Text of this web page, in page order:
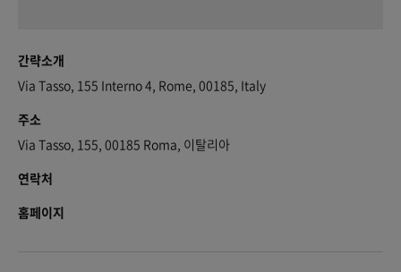
간략소개
Via Tasso, 155 Interno 4, Rome, 00185, Italy
주소
Via Tasso, 155, 00185 Roma, 이탈리아
연락처
홈페이지